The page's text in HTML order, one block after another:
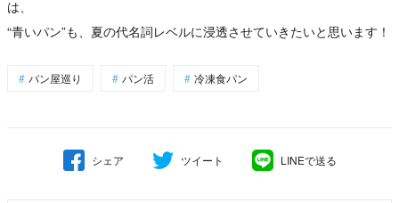
は、
“青いパン”も、夏の代名詞レベルに浸透させていきたいと思います！
パン屋巡り パン活 冷凍食パン
シェア ツイート LINEで送る